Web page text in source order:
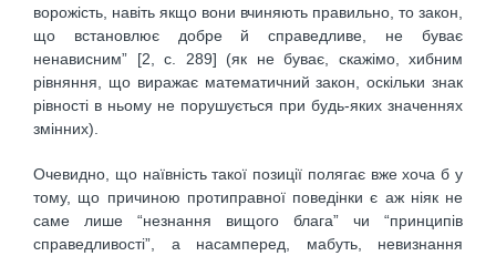
ворожість, навіть якщо вони вчиняють правильно, то закон,
що встановлює добре й справедливе, не буває
ненависним” [2, с. 289] (як не буває, скажімо, хибним
рівняння, що виражає математичний закон, оскільки знак
рівності в ньому не порушується при будь-яких значеннях
змінних).
Очевидно, що наївність такої позиції полягає вже хоча б у
тому, що причиною протиправної поведінки є аж ніяк не
саме лише “незнання вищого блага” чи “принципів
справедливості”, а насамперед, мабуть, невизнання